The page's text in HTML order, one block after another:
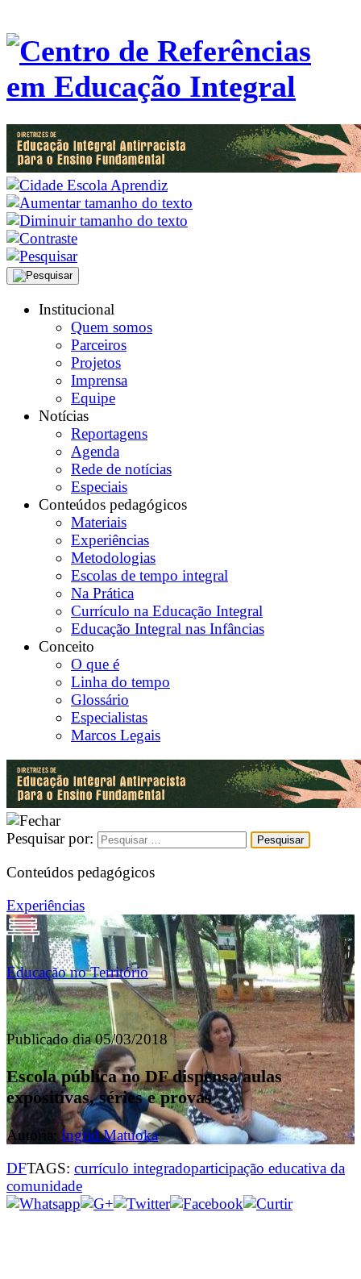
Institucional
Quem somos
Parceiros
Projetos
Imprensa
Equipe
Notícias
Reportagens
Agenda
Rede de notícias
Especiais
Conteúdos pedagógicos
Materiais
Experiências
Metodologias
Escolas de tempo integral
Na Prática
Currículo na Educação Integral
Educação Integral nas Infâncias
Conceito
O que é
Linha do tempo
Glossário
Especialistas
Marcos Legais
Pesquisar por:
Conteúdos pedagógicos
Experiências
Educação no Território
Publicado dia 05/03/2018
Escola pública no DF dispensa aulas
expositivas, séries e provas
Autoria: Ingrid Matuoka
DFTAGS: currículo integradoparticipação educativa da
comunidade